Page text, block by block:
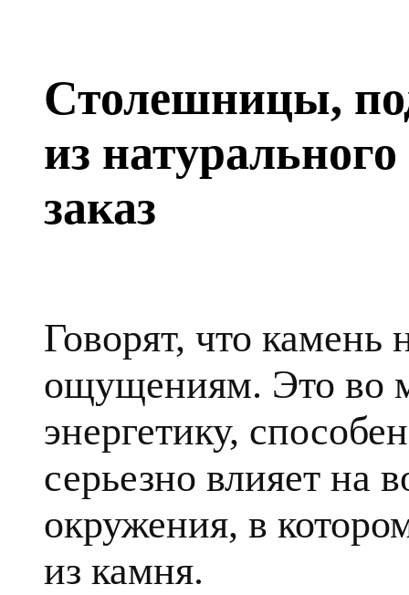
Столешницы,
из
заказ
Говорят, что
ощущениям. Это во
энергетику,
серьезно влияет на
окружения, в
из камня.